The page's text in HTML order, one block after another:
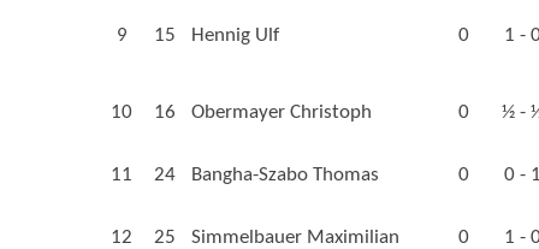
9 15 Hennig Ulf 0 1 -
10 16 Obermayer Christoph 0 ½ -
11 24 Bangha-Szabo Thomas 0 0 -
12 25 Simmelbauer Maximilian 0 1 -